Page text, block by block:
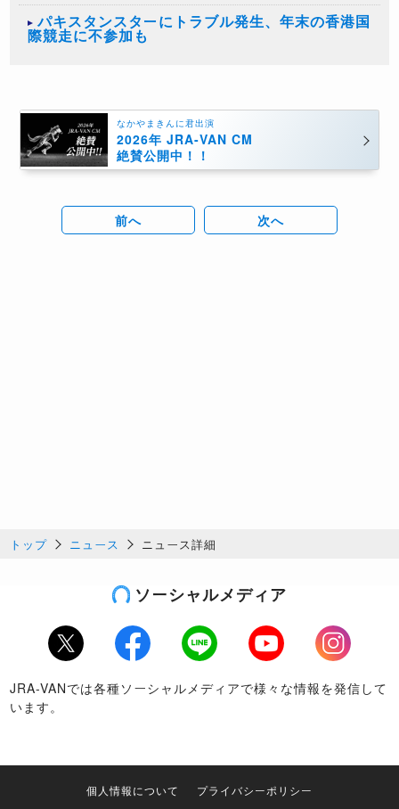
パキスタンスターにトラブル発生、年末の香港国
際競走に不参加も
なかやまきんに君出演
2026年 JRA-VAN CM
絶賛公開中！！
前へ 次へ
トップ ニュース ニュース詳細
ソーシャルメディア
Twitter Facebook LINE Youtube
Instagram
JRA-VANでは各種ソーシャルメディアで様々な情報を発信して
います。
個人情報について プライバシーポリシー